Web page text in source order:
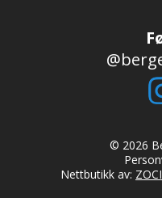
© 2026
Nettbutikk av: